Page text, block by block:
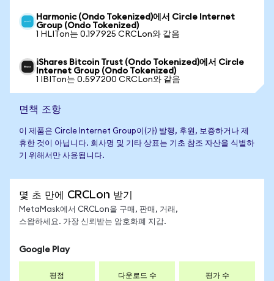
Harmonic (Ondo Tokenized)에서 Circle Internet
Group (Ondo Tokenized)
1 HLITon는 0.197925 CRCLon와 같음
iShares Bitcoin Trust (Ondo Tokenized)에서 Circle
Internet Group (Ondo Tokenized)
1 IBITon는 0.597200 CRCLon와 같음
면책 조항
이 제품은 Circle Internet Group이(가) 발행, 후원, 보증하거나 제
휴한 것이 아닙니다. 회사명 및 기타 상표는 기초 참조 자산을 식별하
기 위해서만 사용됩니다.
몇 초 만에 CRCLon 받기
MetaMask에서 CRCLon을 구매, 판매, 거래,
스왑하세요. 가장 신뢰받는 암호화폐 지갑.
Google Play
평점 다운로드 수 평가 수